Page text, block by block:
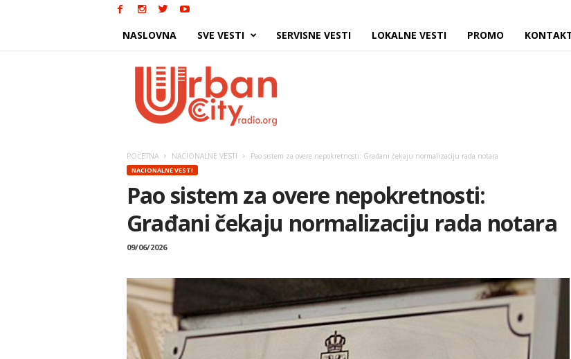
NASLOVNA SVE VESTI SERVISNE VESTI LOKALNE VESTI PROMO
POČETNA NACIONALNE VESTI Pao sistem za overe nepokretnosti: Građani čekaju normalizaciju rada notara
NACIONALNE VESTI
Pao sistem za overe nepokretnosti:
Građani čekaju normalizaciju rada notara
09/06/2026